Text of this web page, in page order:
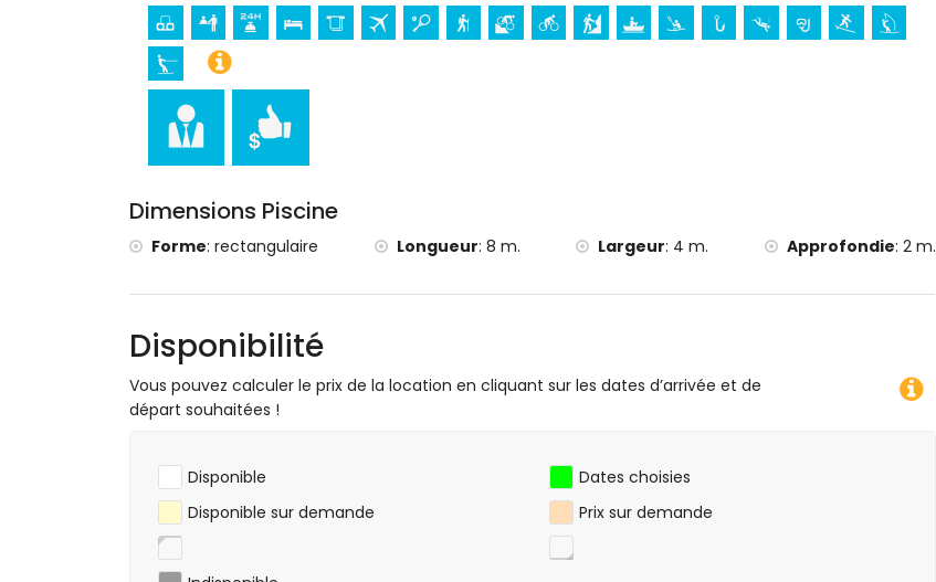
monument (Molinos de Viento, Jávea), bâtiment architectural (Histórico de Jávea), lieu historique
(Pueblo Histórico et Jávea) (à moins de 5 kilomètres de l'hébergement)
Château (Portal de la Vila et Denia) (à moins de 25 kilomètres de l'hébergement)
Sports
Tennis, randonnée, VTT, cyclisme, escalade, canoë, kayak, pêche, plongée, snorkeling, surf,
Golf (La Sella Golf, Denia) et équitation (à moins de 10 kilomètres de la villa)
Dimensions Piscine
Forme: rectangulaire Longueur: 8 m. Largeur: 4 m. Approfondie: 2 m.
Disponibilité
Vous pouvez calculer le prix de la location en cliquant sur les dates d’arrivée et de
départ souhaitées !
Disponible
Dates choisies
Disponible sur demande
Prix ​​sur demande